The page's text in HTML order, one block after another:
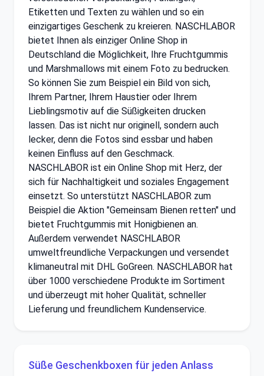
Etiketten und Texten zu wählen und so ein
einzigartiges Geschenk zu kreieren. NASCHLABOR
bietet Ihnen als einziger Online Shop in
Deutschland die Möglichkeit, Ihre Fruchtgummis
und Marshmallows mit einem Foto zu bedrucken.
So können Sie zum Beispiel ein Bild von sich,
Ihrem Partner, Ihrem Haustier oder Ihrem
Lieblingsmotiv auf die Süßigkeiten drucken
lassen. Das ist nicht nur originell, sondern auch
lecker, denn die Fotos sind essbar und haben
keinen Einfluss auf den Geschmack.
NASCHLABOR ist ein Online Shop mit Herz, der
sich für Nachhaltigkeit und soziales Engagement
einsetzt. So unterstützt NASCHLABOR zum
Beispiel die Aktion "Gemeinsam Bienen retten" und
bietet Fruchtgummis mit Honigbienen an.
Außerdem verwendet NASCHLABOR
umweltfreundliche Verpackungen und versendet
klimaneutral mit DHL GoGreen. NASCHLABOR hat
über 1000 verschiedene Produkte im Sortiment
und überzeugt mit hoher Qualität, schneller
Lieferung und freundlichem Kundenservice.
Süße Geschenkboxen für jeden Anlass